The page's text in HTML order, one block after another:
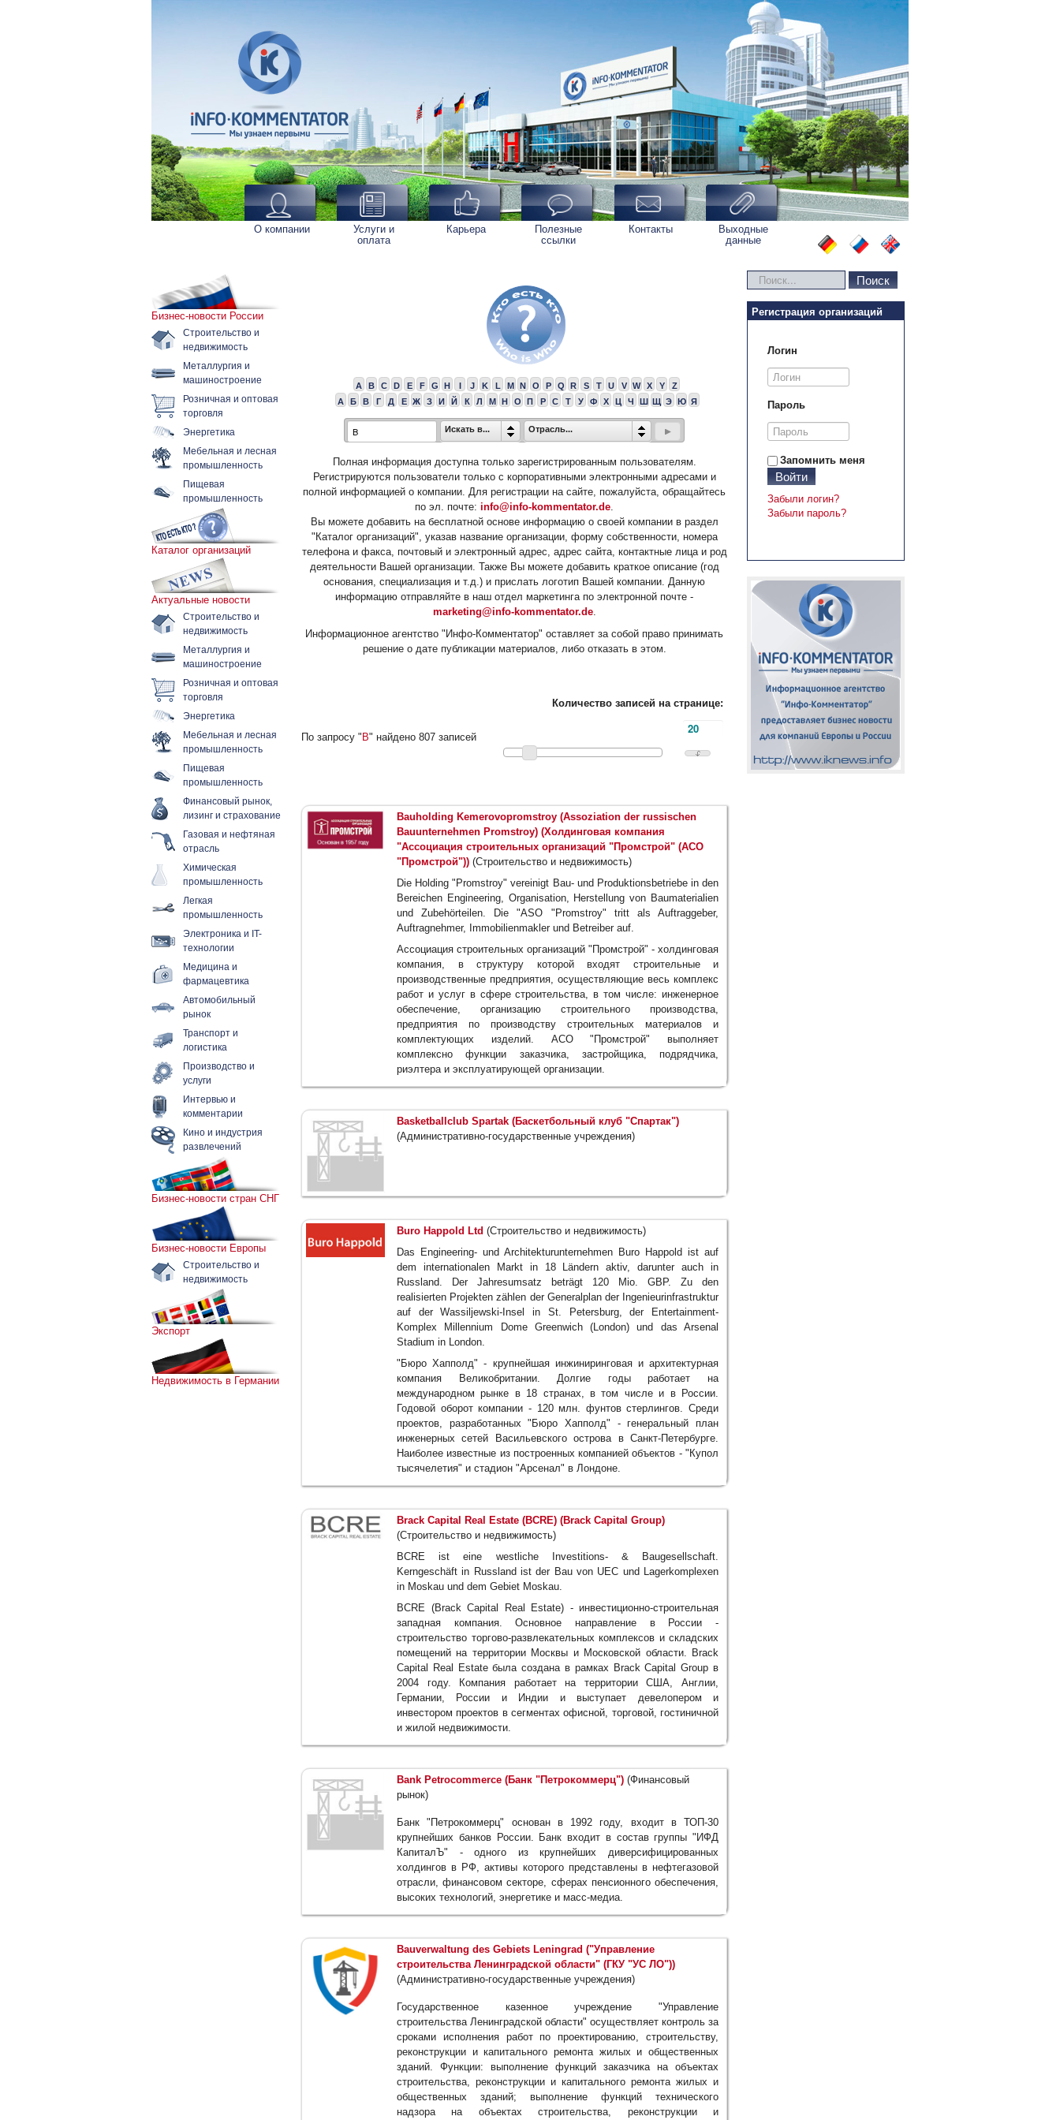
О компании
Услуги и
оплата
Карьера
Полезные
ссылки
Контакты
Выходные
данные
Бизнес-новости России
Строительство и
недвижимость
Металлургия и
машиностроение
Розничная и оптовая
торговля
Энергетика
Мебельная и лесная
промышленность
Пищевая
промышленность
Каталог организаций
Актуальные новости
Строительство и
недвижимость
Металлургия и
машиностроение
Розничная и оптовая
торговля
Энергетика
Мебельная и лесная
промышленность
Пищевая
промышленность
Финансовый рынок,
лизинг и страхование
Газовая и нефтяная
отрасль
Химическая
промышленность
Легкая
промышленность
Электроника и IT-
технологии
Медицина и
фармацевтика
Автомобильный
рынок
Транспорт и
логистика
Производство и
услуги
Интервью и
комментарии
Кино и индустрия
развлечений
Бизнес-новости стран СНГ
Бизнес-новости Европы
Строительство и
недвижимость
Экспорт
Недвижимость в Германии
A B C D E F G H I J K L M N O P Q R S T U V W X Y
Z
А
Б В Г Д Е Ж З И Й К Л М Н О П Р С Т У Ф Х Ц Ч Ш Щ Э Ю Я
Искать в... Отрасль...
Полная информация доступна только зарегистрированным пользователям.
Регистрируются пользователи только с корпоративными электронными адресами и
полной информацией о компании. Для регистрации на сайте, пожалуйста, обращайтесь
по эл. почте: info@info-kommentator.de.
Вы можете добавить на бесплатной основе информацию о своей компании в раздел
"Каталог организаций", указав название организации, форму собственности, номера
телефона и факса, почтовый и электронный адрес, адрес сайта, контактные лица и род
деятельности Вашей организации. Также Вы можете добавить краткое описание (год
основания, специализация и т.д.) и прислать логотип Вашей компании. Данную
информацию отправляйте в наш отдел маркетинга по электронной почте -
marketing@info-kommentator.de.
Информационное агентство "Инфо-Комментатор" оставляет за собой право принимать
решение о дате публикации материалов, либо отказать в этом.
По запросу " B" найдено 807 записей
Количество записей на странице:
Bauholding Kemerovopromstroy (Assoziation der russischen
Bauunternehmen Promstroy) (Холдинговая компания
"Ассоциация строительных организаций "Промстрой" (АСО
"Промстрой")) (Строительство и недвижимость)
Die Holding "Promstroy" vereinigt Bau- und Produktionsbetriebe in den
Bereichen Engineering, Organisation, Herstellung von Baumaterialien
und Zubehörteilen. Die "ASO "Promstroy" tritt als Auftraggeber,
Auftragnehmer, Immobilienmakler und Betreiber auf.
Ассоциация строительных организаций "Промстрой" - холдинговая
компания, в структуру которой входят строительные и
производственные предприятия, осуществляющие весь комплекс
работ и услуг в сфере строительства, в том числе: инженерное
обеспечение, организацию строительного производства,
предприятия по производству строительных материалов и
комплектующих изделий. АСО "Промстрой" выполняет
комплексно функции заказчика, застройщика, подрядчика,
риэлтера и эксплуатирующей организации.
Basketballclub Spartak (Баскетбольный клуб "Спартак")
(Административно-государственные учреждения)
Buro Happold Ltd (Строительство и недвижимость)
Das Engineering- und Architekturunternehmen Buro Happold ist auf
dem internationalen Markt in 18 Ländern aktiv, darunter auch in
Russland. Der Jahresumsatz beträgt 120 Mio. GBP. Zu den
realisierten Projekten zählen der Generalplan der Ingenieurinfrastruktur
auf der Wassiljewski-Insel in St. Petersburg, der Entertainment-
Komplex Millennium Dome Greenwich (London) und das Arsenal
Stadium in London.
"Бюро Хапполд" - крупнейшая инжиниринговая и архитектурная
компания Великобритании. Долгие годы работает на
международном рынке в 18 странах, в том числе и в России.
Годовой оборот компании - 120 млн. фунтов стерлингов. Среди
проектов, разработанных "Бюро Хапполд" - генеральный план
инженерных сетей Васильевского острова в Санкт-Петербурге.
Наиболее известные из построенных компанией объектов - "Купол
тысячелетия" и стадион "Арсенал" в Лондоне.
Brack Capital Real Estate (BCRE) (Brack Capital Group)
(Строительство и недвижимость)
BCRE ist eine westliche Investitions- & Baugesellschaft.
Kerngeschäft in Russland ist der Bau von UEC und Lagerkomplexen
in Moskau und dem Gebiet Moskau.
BCRE (Brack Capital Real Estate) - инвестиционно-строительная
западная компания. Основное направление в России -
строительство торгово-развлекательных комплексов и складских
помещений на территории Москвы и Московской области. Brack
Capital Real Estate была создана в рамках Brack Capital Group в
2004 году. Компания работает на территории США, Англии,
Германии, России и Индии и выступает девелопером и
инвестором проектов в сегментах офисной, торговой, гостиничной
и жилой недвижимости.
Bank Petrocommerce (Банк "Петрокоммерц") (Финансовый
рынок)
Банк "Петрокоммерц" основан в 1992 году, входит в ТОП-30
крупнейших банков России. Банк входит в состав группы "ИФД
КапиталЪ" - одного из крупнейших диверсифицированных
холдингов в РФ, активы которого представлены в нефтегазовой
отрасли, финансовом секторе, сферах пенсионного обеспечения,
высоких технологий, энергетике и масс-медиа.
Bauverwaltung des Gebiets Leningrad ("Управление
строительства Ленинградской области" (ГКУ "УС ЛО"))
(Административно-государственные учреждения)
Государственное казенное учреждение "Управление
строительства Ленинградской области" осуществляет контроль за
сроками исполнения работ по проектированию, строительству,
реконструкции и капитального ремонта жилых и общественных
зданий. Функции: выполнение функций заказчика на объектах
строительства, реконструкции и капитального ремонта жилых и
общественных зданий; выполнение функций технического
надзора на объектах строительства, реконструкции и
Искать... Поиск
Регистрация организаций
Логин
Пароль
Запомнить меня
Войти
Забыли логин?
Забыли пароль?